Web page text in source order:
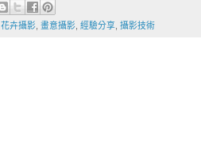
花卉攝影 畫意攝影 經驗分享 攝影技術